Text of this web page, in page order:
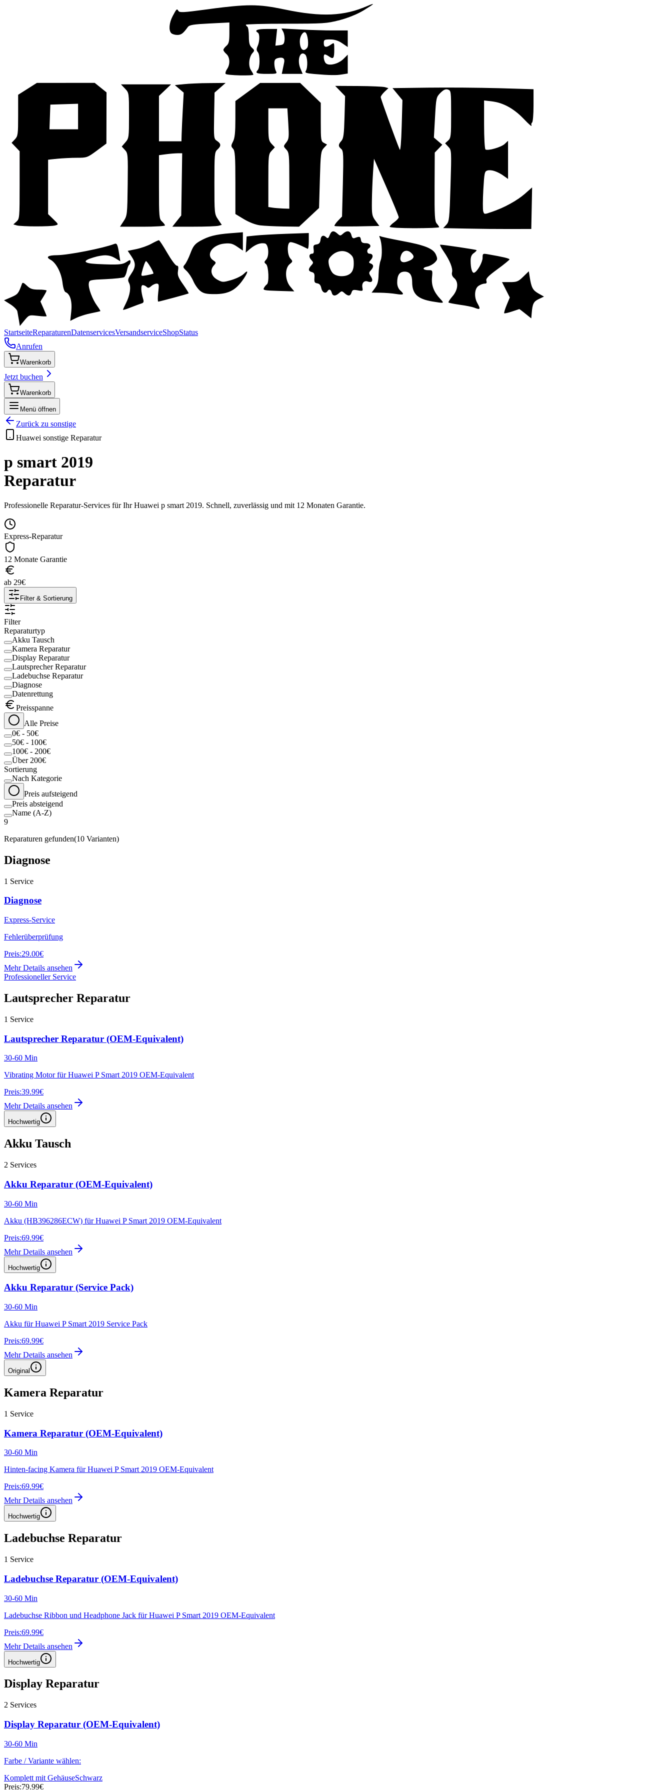
StartseiteReparaturenDatenservicesVersandserviceShopStatus
Anrufen
Warenkorb
Jetzt buchen
Warenkorb
Menü öffnen
Zurück zu sonstige
Huawei sonstige Reparatur
p smart 2019
Reparatur
Professionelle Reparatur-Services für IhrHuawei p smart 2019. Schnell, zuverlässig und mit 12 Monaten Garantie.
Express-Reparatur
12 Monate Garantie
ab 29€
Filter & Sortierung
Filter
Reparaturtyp
Akku Tausch
Kamera Reparatur
Display Reparatur
Lautsprecher Reparatur
Ladebuchse Reparatur
Diagnose
Datenrettung
Preisspanne
Alle Preise
0€ - 50€
50€ - 100€
100€ - 200€
Über 200€
Sortierung
Nach Kategorie
Preis aufsteigend
Preis absteigend
Name (A-Z)
9
Reparaturen gefunden(10 Varianten)
Diagnose
1 Service
Diagnose
Express-Service
Fehlerüberprüfung
Preis:29.00€
Mehr Details ansehen
Professioneller Service
Lautsprecher Reparatur
1 Service
Lautsprecher Reparatur (OEM-Equivalent)
30-60 Min
Vibrating Motor für Huawei P Smart 2019 OEM-Equivalent
Preis:39.99€
Mehr Details ansehen
Hochwertig
Akku Tausch
2 Services
Akku Reparatur (OEM-Equivalent)
30-60 Min
Akku (HB396286ECW) für Huawei P Smart 2019 OEM-Equivalent
Preis:69.99€
Mehr Details ansehen
Hochwertig
Akku Reparatur (Service Pack)
30-60 Min
Akku für Huawei P Smart 2019 Service Pack
Preis:69.99€
Mehr Details ansehen
Original
Kamera Reparatur
1 Service
Kamera Reparatur (OEM-Equivalent)
30-60 Min
Hinten-facing Kamera für Huawei P Smart 2019 OEM-Equivalent
Preis:69.99€
Mehr Details ansehen
Hochwertig
Ladebuchse Reparatur
1 Service
Ladebuchse Reparatur (OEM-Equivalent)
30-60 Min
Ladebuchse Ribbon und Headphone Jack für Huawei P Smart 2019 OEM-Equivalent
Preis:69.99€
Mehr Details ansehen
Hochwertig
Display Reparatur
2 Services
Display Reparatur (OEM-Equivalent)
30-60 Min
Farbe / Variante wählen:
Komplett mit GehäuseSchwarz
Preis:79.99€